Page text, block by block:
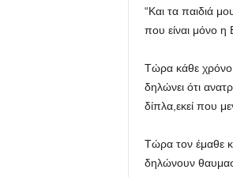
“Και τα παιδιά
που είναι μόνο η
Τώρα κάθε χρόνο
δηλώνει ότι
δίπλα,εκεί που
Τώρα τον έμαθε
δηλώνουν